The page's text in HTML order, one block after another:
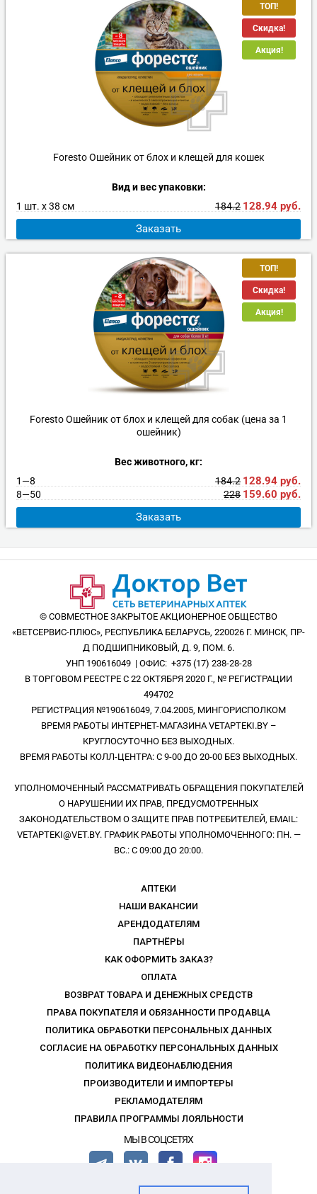
ТОП!
Скидка!
Акция!
Foresto Ошейник от блох и клещей для кошек
Вид и вес упаковки:
1 шт. х 38 см
184.2 128.94 руб.
Заказать
ТОП!
Скидка!
Акция!
Foresto Ошейник от блох и клещей для собак (цена за 1
ошейник)
Вес животного, кг:
1—8
184.2 128.94 руб.
8—50 228 159.60 руб.
Заказать
© СОВМЕСТНОЕ ЗАКРЫТОЕ АКЦИОНЕРНОЕ ОБЩЕСТВО
«ВЕТСЕРВИС-ПЛЮС», РЕСПУБЛИКА БЕЛАРУСЬ, 220026 Г. МИНСК, ПР-
Д ПОДШИПНИКОВЫЙ, Д. 9, ПОМ. 6.
УНП 190616049 | ОФИС: +375 (17) 238-28-28
В ТОРГОВОМ РЕЕСТРЕ С 22 ОКТЯБРЯ 2020 Г., № РЕГИСТРАЦИИ
494702
РЕГИСТРАЦИЯ №190616049, 7.04.2005, МИНГОРИСПОЛКОМ
ВРЕМЯ РАБОТЫ ИНТЕРНЕТ-МАГАЗИНА VETAPTEKI.BY –
КРУГЛОСУТОЧНО БЕЗ ВЫХОДНЫХ.
ВРЕМЯ РАБОТЫ КОЛЛ-ЦЕНТРА: С 9-00 ДО 20-00 БЕЗ ВЫХОДНЫХ.
УПОЛНОМОЧЕННЫЙ РАССМАТРИВАТЬ ОБРАЩЕНИЯ ПОКУПАТЕЛЕЙ
О НАРУШЕНИИ ИХ ПРАВ, ПРЕДУСМОТРЕННЫХ
ЗАКОНОДАТЕЛЬСТВОМ О ЗАЩИТЕ ПРАВ ПОТРЕБИТЕЛЕЙ, EMAIL:
VETAPTEKI@VET.BY. ГРАФИК РАБОТЫ УПОЛНОМОЧЕННОГО: ПН. —
ВС.: С 09:00 ДО 20:00.
АПТЕКИ
НАШИ ВАКАНСИИ
АРЕНДОДАТЕЛЯМ
ПАРТНЁРЫ
КАК ОФОРМИТЬ ЗАКАЗ?
ОПЛАТА
ВОЗВРАТ ТОВАРА И ДЕНЕЖНЫХ СРЕДСТВ
ПРАВА ПОКУПАТЕЛЯ И ОБЯЗАННОСТИ ПРОДАВЦА
ПОЛИТИКА ОБРАБОТКИ ПЕРСОНАЛЬНЫХ ДАННЫХ
СОГЛАСИЕ НА ОБРАБОТКУ ПЕРСОНАЛЬНЫХ ДАННЫХ
ПОЛИТИКА ВИДЕОНАБЛЮДЕНИЯ
ПРОИЗВОДИТЕЛИ И ИМПОРТЕРЫ
РЕКЛАМОДАТЕЛЯМ
ПРАВИЛА ПРОГРАММЫ ЛОЯЛЬНОСТИ
МЫ В СОЦСЕТЯХ